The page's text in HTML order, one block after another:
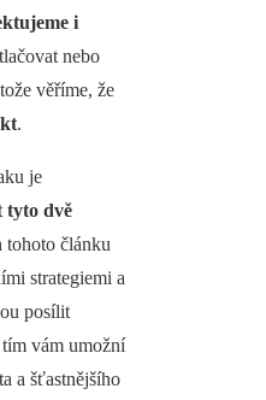
i
nebo
věříme, že
.
je
tyto dvě
tohoto článku
strategiemi a
posílit
tím vám umožní
a šťastnějšího